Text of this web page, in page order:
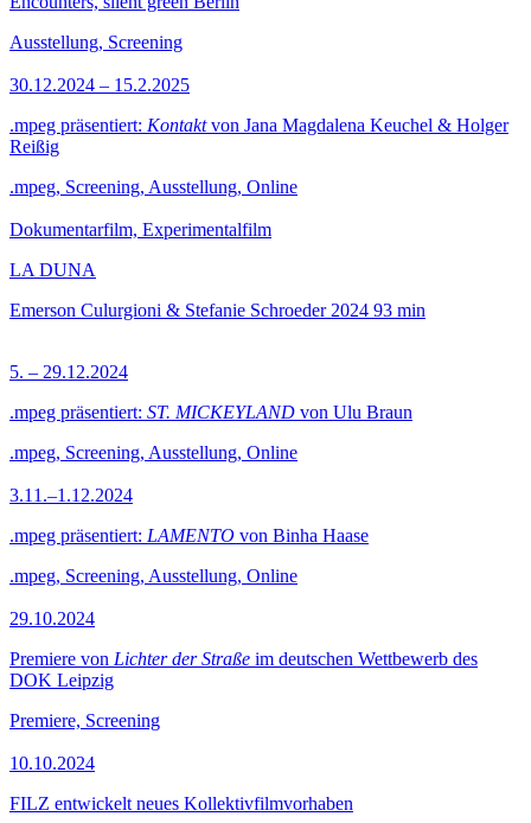
Ausstellung, Screening
30.12.2024 – 15.2.2025
.mpeg präsentiert: Kontaktvon Jana Magdalena Keuchel & Holger
Reißig
.mpeg, Screening, Ausstellung, Online
Dokumentarfilm, Experimentalfilm
LA DUNA
Emerson Culurgioni & Stefanie Schroeder 2024 93 min
5. – 29.12.2024
.mpeg präsentiert: ST. MICKEYLAND von Ulu Braun
.mpeg, Screening, Ausstellung, Online
3.11.–1.12.2024
.mpeg präsentiert: LAMENTO von Binha Haase
.mpeg, Screening, Ausstellung, Online
29.10.2024
Premiere von Lichter der Straße im deutschen Wettbewerb des
DOK Leipzig
Premiere, Screening
10.10.2024
FILZ entwickelt neues Kollektivfilmvorhaben